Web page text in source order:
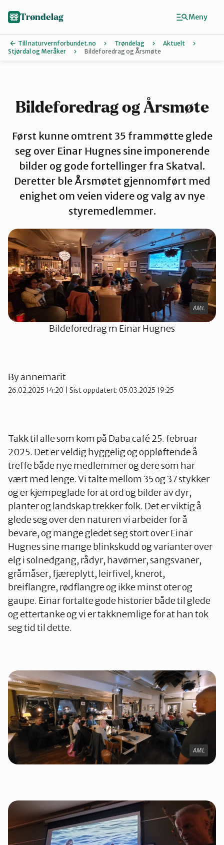
Inderøy
Levanger
Melhus
Namdalen
Orklaregionen
Røros og Holtålen
Skaun
Stjørdal og Meråker
Trøndelag
Trondheim
Verdal
Trøndelag
Till naturvernforbundet.no Trøndelag
Aktuelt
Stjørdal og Meråker
Bildeforedrag og Årsmøte
Bildeforedrag og Årsmøte
Først kunne omtrent 35 frammøtte glede
seg over Einar Hugnes sine imponerende
bilder og gode fortellinger fra Skatval.
Deretter ble Årsmøtet gjennomført med
enighet om veien videre og valg av nye
styremedlemmer.
AML
Bildeforedrag m Einar Hugnes
Byannemarit
26.02.2025 14:20 | Sist oppdatert: 05.03.2025 19:25
Takk til alle som kom på Daba café 25. februar
2025. Det er veldig hyggelig og oppløftende å
treffe både nye medlemmer og dere som har
vært med lenge. Vi talte mellom 35 og 37 stykker
og er kjempeglade for at ord og bilder av dyr,
planter og landskap trekker folk. Det er viktig å
glede seg over den naturen vi arbeider for å
bevare, og mange gledet seg stort over Einar
Hugnes sine mange blinkskudd og varianter over
elg i solnedgang, rådyr, havørner, sangsvaner,
gråmåser, fjæreplytt, leirfivel, knerot,
breiflangre, rødflangre og ikke minst oter og
gaupe. Einar fortalte gode historier både til glede
og ettertanke og vi er takknemlige for at han tok
seg tid til dette.
AML